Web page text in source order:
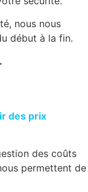
nous nous
début à la fin.
des prix
des coûts
permettent de